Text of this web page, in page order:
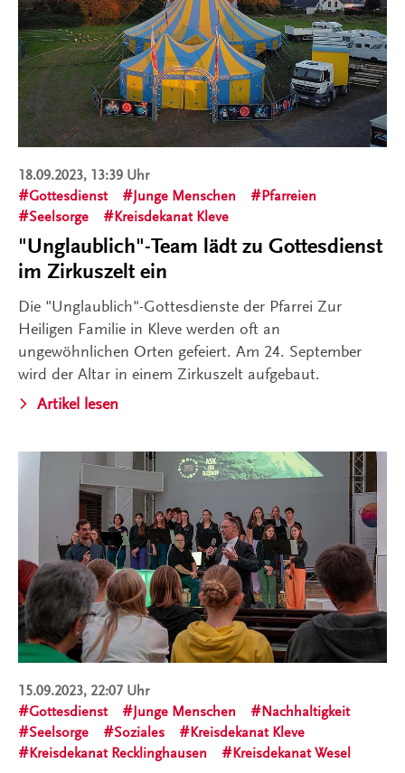
18.09.2023, 13:39 Uhr
Gottesdienst
Junge Menschen
Pfarreien
Seelsorge
Kreisdekanat Kleve
"Unglaublich"-Team lädt zu Gottesdienst
im Zirkuszelt ein
Die "Unglaublich"-Gottesdienste der Pfarrei Zur
Heiligen Familie in Kleve werden oft an
ungewöhnlichen Orten gefeiert. Am 24. September
wird der Altar in einem Zirkuszelt aufgebaut.
Artikel lesen
15.09.2023, 22:07 Uhr
Gottesdienst
Junge Menschen
Nachhaltigkeit
Seelsorge
Soziales
Kreisdekanat Kleve
Kreisdekanat Recklinghausen
Kreisdekanat Wesel